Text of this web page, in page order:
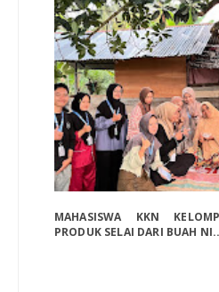
MAHASISWA KKN
PRODUK SELAI DARI BUAH